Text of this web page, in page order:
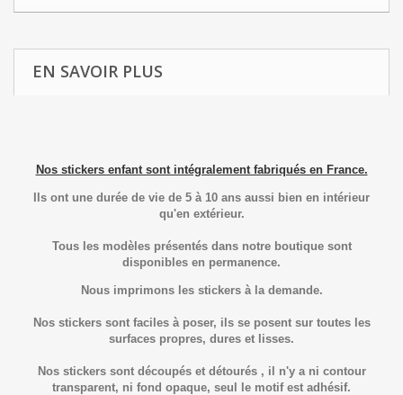
EN SAVOIR PLUS
Nos stickers enfant sont intégralement fabriqués en France.
Ils ont une durée de vie de 5 à 10 ans aussi bien en intérieur
qu'en extérieur.
Tous les modèles présentés dans notre boutique sont
disponibles en permanence.
Nous imprimons les stickers à la demande.
Nos stickers sont faciles à poser, ils se posent sur toutes les
surfaces propres, dures et lisses.
Nos stickers sont découpés et détourés , il n'y a ni contour
transparent, ni fond opaque, seul le motif est adhésif.